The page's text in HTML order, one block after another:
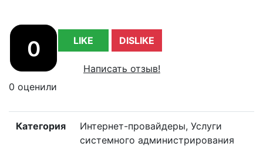
0 LIKE DISLIKE
Написать отзыв!
0 оценили
Категория
Интернет-провайдеры, Услуги
системного администрирования